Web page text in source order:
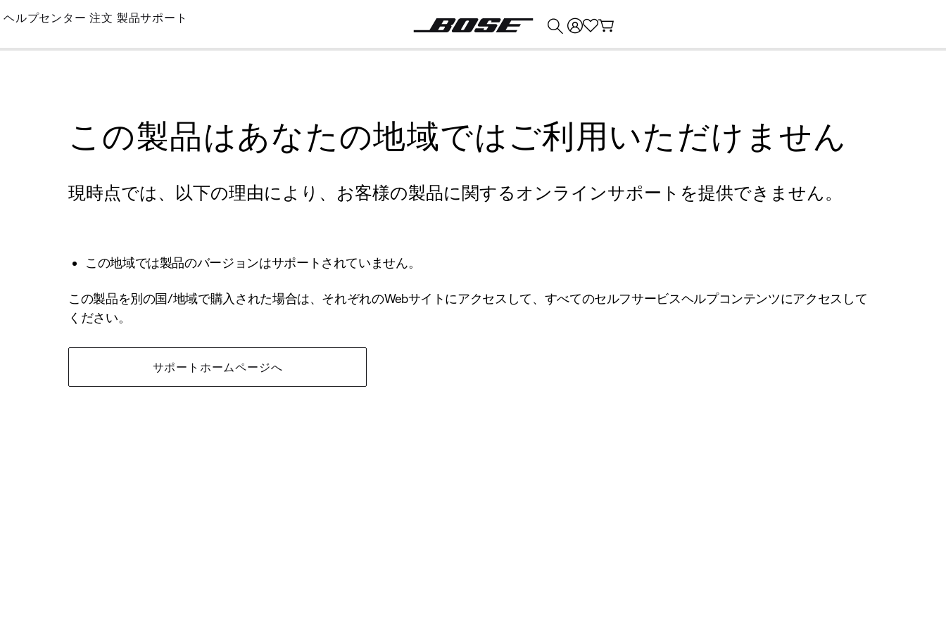
Skip
Main
ヘルプセンター 注文 製品サポート
この製品はあなたの地域ではご利用いただけません
現時点では、以下の理由により、お客様の製品に関するオンラインサポートを提供できません。
この地域では製品のバージョンはサポートされていません。
この製品を別の国/地域で購入された場合は、それぞれのWebサイトにアクセスして、すべてのセルフサービスヘルプコンテンツにアクセスして
ください。
サポートホームページへ